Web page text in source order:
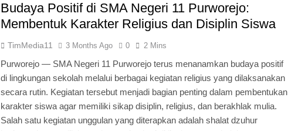
Budaya Positif di SMA Negeri 11 Purworejo:
Membentuk Karakter Religius dan Disiplin Siswa
TimMedia11 3 Months Ago 0 2 Mins
Purworejo — SMA Negeri 11 Purworejo terus menanamkan budaya positif
di lingkungan sekolah melalui berbagai kegiatan religius yang dilaksanakan
secara rutin. Kegiatan tersebut menjadi bagian penting dalam pembentukan
karakter siswa agar memiliki sikap disiplin, religius, dan berakhlak mulia.
Salah satu kegiatan unggulan yang diterapkan adalah shalat dzuhur